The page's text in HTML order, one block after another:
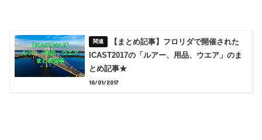
【まとめ記事】フロリダで開催された
ICAST2017の「ルアー、用品、ウエア」のま
とめ記事★
10/01/2017